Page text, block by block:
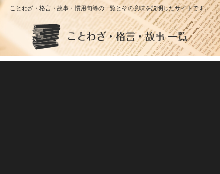
ことわざ・格言・故事・慣用句等の一覧とその意味を説明したサイトです。